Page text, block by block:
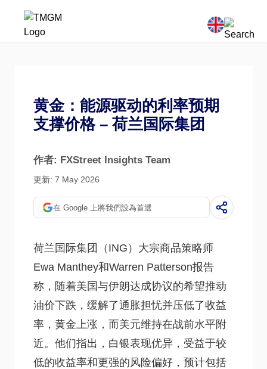
黄金：能源驱动的利率预期
支撑价格 – 荷兰国际集团
作者: FXStreet Insights Team
更新: 7 May 2026
在 Google 上將我們設為首選
荷兰国际集团（ING）大宗商品策略师
Ewa Manthey和Warren Patterson报告
称，随着美国与伊朗达成协议的希望推动
油价下跌，缓解了通胀担忧并压低了收益
率，黄金上涨，而美元维持在战前水平附
近。他们指出，白银表现优异，受益于较
低的收益率和更强的风险偏好，预计包括